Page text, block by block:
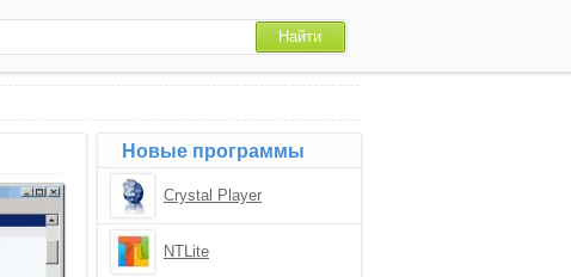
Новые программы
Crystal Player
NTLite